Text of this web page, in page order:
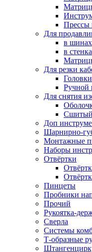
Прессы
Для
в шинах
в
Для резки
Ручной
Для снятия
Сшитый
Доп
Шарнирно-
Монтажные
Наборы
Отвёртки
Пинцеты
Пробники
Прочий
Рукоятка-
Сверла
Системы
Т-образные